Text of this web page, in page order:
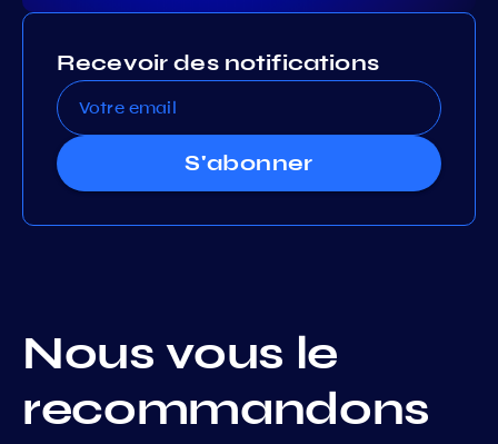
Recevoir des notifications
S'abonner
Nous vous le
recommandons